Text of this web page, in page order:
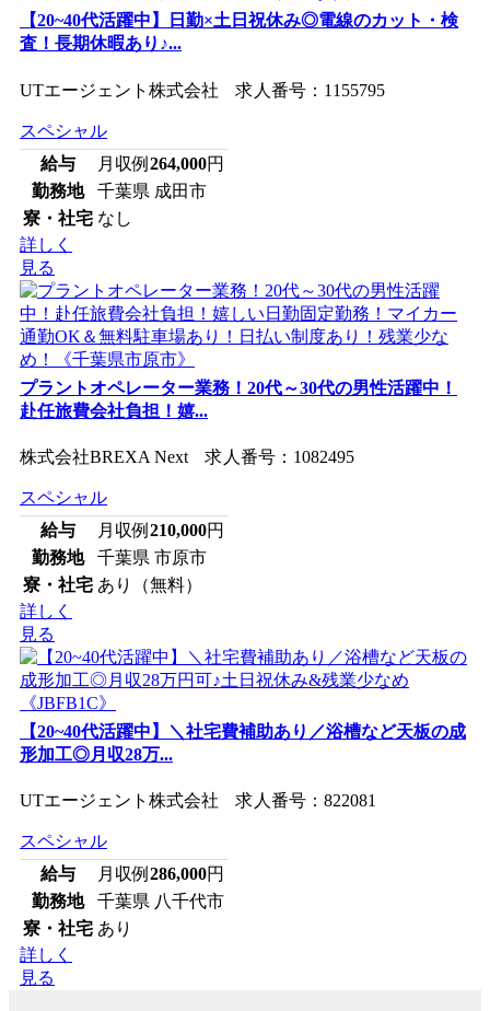
【20~40代活躍中】日勤×土日祝休み◎電線のカット・検
査！長期休暇あり♪...
UTエージェント株式会社 求人番号：1155795
スペシャル
給与
月収例 264,000円
勤務地
千葉県 成田市
寮・社宅 なし
詳しく
見る
プラントオペレーター業務！20代～30代の男性活躍中！
赴任旅費会社負担！嬉...
株式会社BREXA Next 求人番号：1082495
スペシャル
給与
月収例 210,000円
勤務地
千葉県 市原市
寮・社宅 あり（無料）
詳しく
見る
【20~40代活躍中】＼社宅費補助あり／浴槽など天板の成
形加工◎月収28万...
UTエージェント株式会社 求人番号：822081
スペシャル
給与
月収例 286,000円
勤務地
千葉県 八千代市
寮・社宅 あり
詳しく
見る